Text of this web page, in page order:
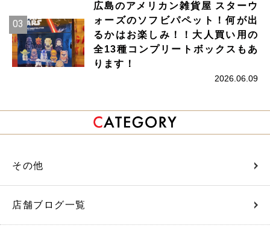
広島のアメリカン雑貨屋 スターウ
ォーズのソフビパペット！何が出
るかはお楽しみ！！大人買い用の
全13種コンプリートボックスもあ
ります！
2026.06.09
その他
店舗ブログ一覧